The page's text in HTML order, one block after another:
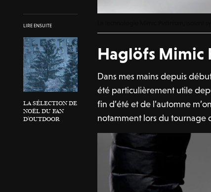
LIRE ENSUITE
LA SÉLECTION DE
NOËL DU FAN
D’OUTDOOR
Haglöfs Mimic
Dans mes mains depuis
été particulièrement utile
fin d’été et de l’automne
notamment lors du tournage